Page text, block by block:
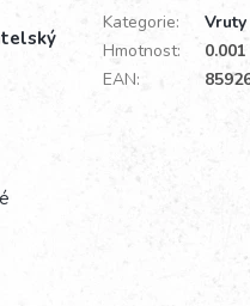
Kategorie:
Vruty
Hmotnost:
EAN: